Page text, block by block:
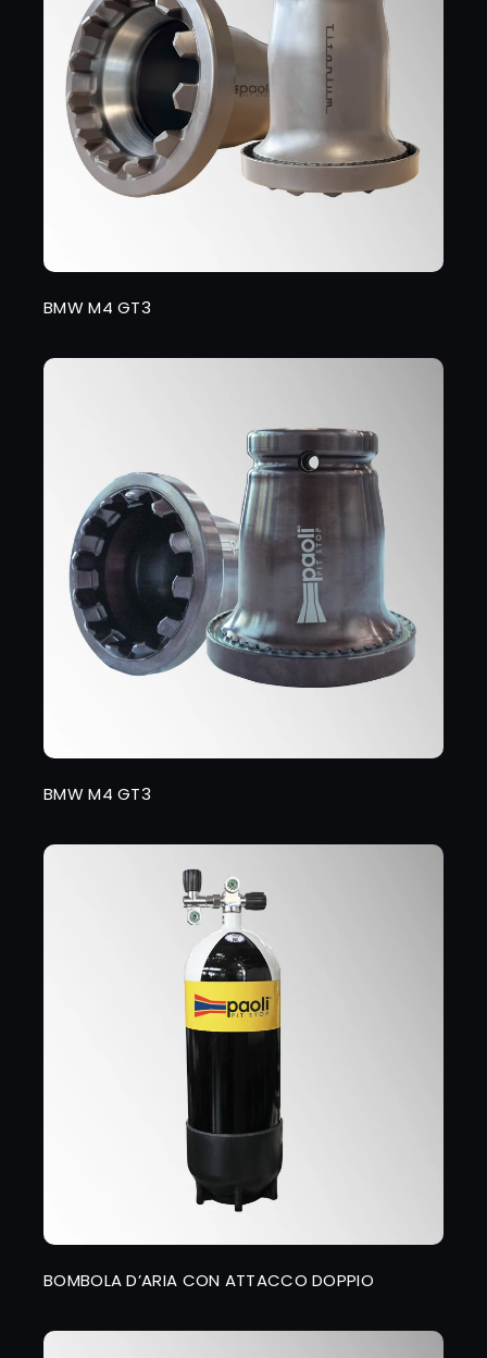
BMW M4 GT3
BMW M4 GT3
BOMBOLA D’ARIA CON ATTACCO DOPPIO